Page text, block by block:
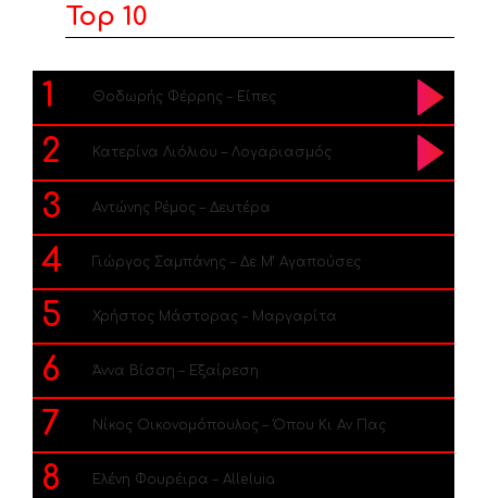
Top 10
1 Θοδωρής Φέρρης – Είπες
2 Κατερίνα Λιόλιου – Λογαριασμός
3 Αντώνης Ρέμος – Δευτέρα
4 Γιώργος Σαμπάνης – Δε Μ’ Αγαπούσες
5 Χρήστος Μάστορας – Μαργαρίτα
6 Άννα Βίσση – Εξαίρεση
7 Νίκος Οικονομόπουλος – Όπου Κι Αν Πας
8 Ελένη Φουρέιρα – Alleluia